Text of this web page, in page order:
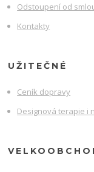
Odstoupení od
Kontakty
UŽITEČNÉ
Ceník dopravy
Designová terapie i